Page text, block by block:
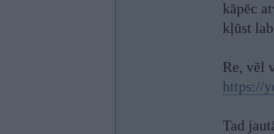
kāpēc
kļūst
Re, vēl
https://
Tad